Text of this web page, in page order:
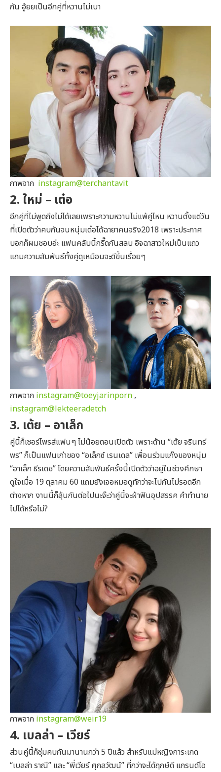
กัน อู้ยยเป็นอีกคู่ที่หวานไม่เบา
ภาพจาก instagram@terchantavit
2. ใหม่ – เต๋อ
อีกคู่ที่ไม่พูดถึงไม่ได้เลยเพราะความหวานไม่แพ้คู่ไหน หวานตั้งแต่วัน
ที่เปิดตัวว่าคบกันจนหนุ่มเต๋อได้ฉายาคนจริง2018 เพราะประกาศ
บอกก็ผมชอบอ่ะ แฟนคลับนี้กรี๊ดกันสลบ อิจฉาสาวใหม่เป็นแถว
แถมความสัมพันธ์ทั้งคู่ดูเหมือนจะดีขึ้นเรื่อยๆ
ภาพจาก instagram@toeyjarinporn,
instagram@lekteeradetch
3. เต้ย – อาเล็ก
คู่นี้ก็เซอร์ไพรส์แฟนๆ ไม่น้อยตอนเปิดตัว เพราะด้าน “เต้ย จรินทร์
พร” ก็เป็นแฟนเก่าของ “อเล็กซ์ เรนเดล” เพื่อนร่วมแก๊งของหนุ่ม
“อาเล็ก ธีรเดช” โดยความสัมพันธ์ครั้งนี้เปิดตัวว่าอยู่ในช่วงศึกษา
ดูใจเมื่อ 19 ตุลาคม 60 แถมยังเจอหมอดูทักว่าจะไปกันไม่รอดอีก
ต่างหาก งานนี้ก็ลุ้นกันต่อไปนะจ๊ะว่าคู่นี้จะฝ่าฟันอุปสรรค คำทำนาย
ไปได้หรือไม่?
ภาพจาก instagram@weir19
4. เบลล่า – เวียร์
ส่วนคู่นี้ก็ซุ่มคบกันมานานกว่า 5 ปีแล้ว สำหรับแม่หญิงการะเกด
“เบลล่า ราณี” และ “พี่เวียร์ ศุกลวัฒน์” ที่กว่าจะได้ฤกษ์ดี แกรนด์โอ